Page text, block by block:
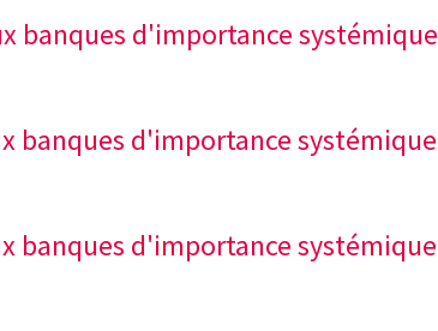
banques d'importance systémique
banques d'importance systémique
banques d'importance systémique